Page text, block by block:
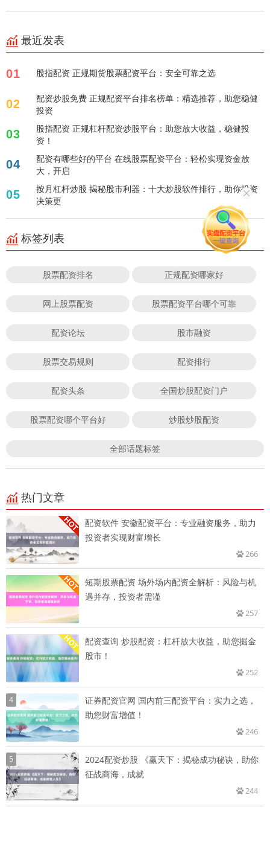
最近发表
01 股指配资 正规期货股票配资平台：安全可靠之选
02
配资炒股免费 正规配资平台排名榜单：精选推荐，助您稳健
投资
03
股指配资 正规杠杆配资炒股平台：助您放大收益，稳健投
资！
04
配资有哪些好的平台 在线股票配资平台：轻松实现资金放
大，开启
05
按月杠杆炒股 揭秘股市利器：十大炒股软件排行，助你投资
决策更
标签列表
股票配资排名 正规配资哪家好
网上股票配资 股票配资平台哪个可靠
配资论坛 股市融资
股票交易规则 配资排行
配资头条 全国炒股配资门户
股票配资哪个平台好 炒股炒股配资
全部话题标签
热门文章
配资软件 安徽配资平台：专业融资服务，助力
投资者实现财富增长
266
短期股票配资 场外场内配资全解析：风险与机
遇并存，投资者需谨
257
配资查询 炒股配资：杠杆放大收益，助您掘金
股市！
252
4
证券配资官网 国内前三配资平台：实力之选，
助您财富增值！
246
5
2024配资炒股 《赢天下：揭秘成功秘诀，助你
征战商海，成就
244